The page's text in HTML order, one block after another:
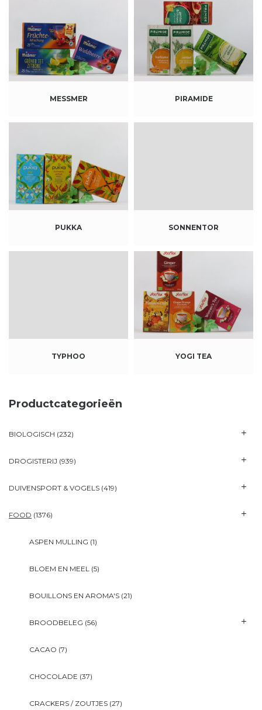
MESSMER PIRAMIDE
PUKKA SONNENTOR
TYPHOO YOGI TEA
Productcategorieën
BIOLOGISCH (232)
DROGISTERIJ (939)
DUIVENSPORT & VOGELS (419)
FOOD (1376)
ASPEN MULLING (1)
BLOEM EN MEEL (5)
BOUILLONS EN AROMA'S (21)
BROODBELEG (56)
CACAO (7)
CHOCOLADE (37)
CRACKERS / ZOUTJES (27)